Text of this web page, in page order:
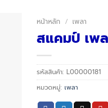
หน้าหลัก / เพลา
สแคมป์ เพ
รหัสสินค้า: L00000181
หมวดหมู่: เพลา